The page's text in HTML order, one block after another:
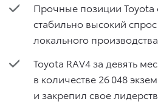
Прочные позиции Toyota
стабильно высокий
локального
Toyota RAV4 за девять
в количестве 26 048
и закрепил свое